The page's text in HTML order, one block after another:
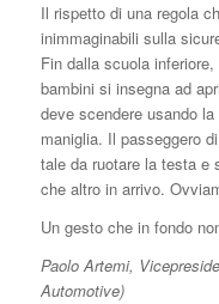
Il rispetto di una regola
inimmaginabili sulla
Fin dalla scuola
bambini si insegna ad
deve scendere usando
maniglia. Il passeggero
tale da ruotare la testa e
che altro in arrivo.
Un gesto che in fondo
Paolo Artemi,
Automotive)